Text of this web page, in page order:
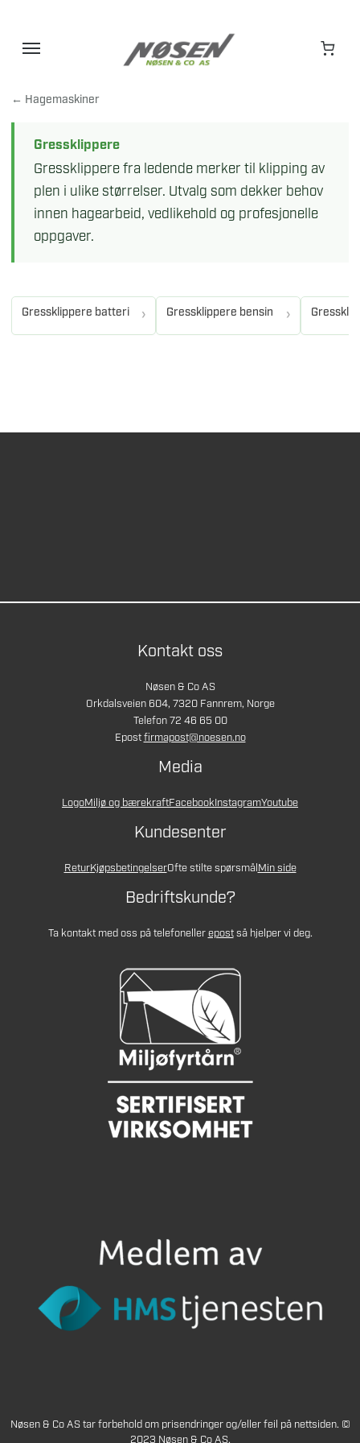
← Hagemaskiner
Gressklippere
Gressklippere fra ledende merker til klipping av
plen i ulike størrelser. Utvalg som dekker behov
innen hagearbeid, vedlikehold og profesjonelle
oppgaver.
Gressklippere batteri Gressklippere bensin
Kontakt oss
Nøsen & Co AS
Orkdalsveien 604, 7320 Fannrem, Norge
Telefon 72 46 65 00
Epostfirmapost@noesen.no
Media
LogoMiljø og bærekraftFacebookInstagramYoutube
Kundesenter
ReturKjøpsbetingelserOfte stilte spørsmålMin side
Bedriftskunde?
Ta kontakt med oss på telefonellerepostså hjelper vi deg.
Nøsen & Co AS tar forbehold om prisendringer og/eller feil på nettsiden. ©
2023 Nøsen & Co AS.